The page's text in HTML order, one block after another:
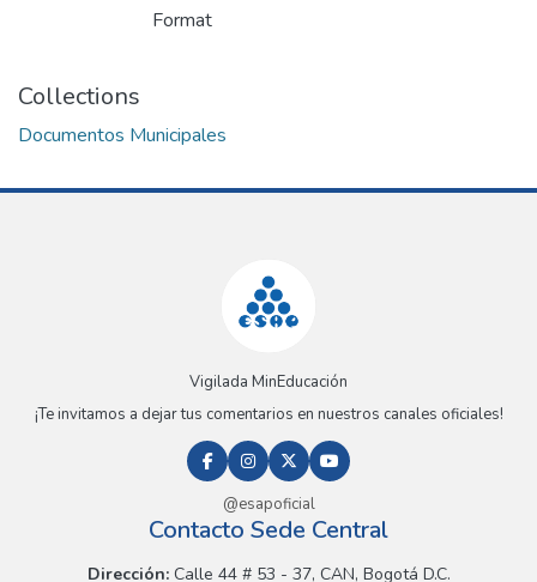
Format
Collections
Documentos Municipales
Vigilada MinEducación
¡Te invitamos a dejar tus comentarios en nuestros canales oficiales!
@esapoficial
Contacto Sede Central
Dirección:Calle 44 # 53 - 37, CAN, Bogotá D.C.